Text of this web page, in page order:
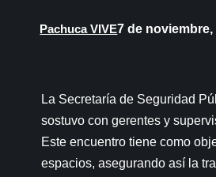
Pachuca VIVE7 de noviembre,
La Secretaría de Seguridad
sostuvo con gerentes y
Este encuentro tiene como
espacios, asegurando así la